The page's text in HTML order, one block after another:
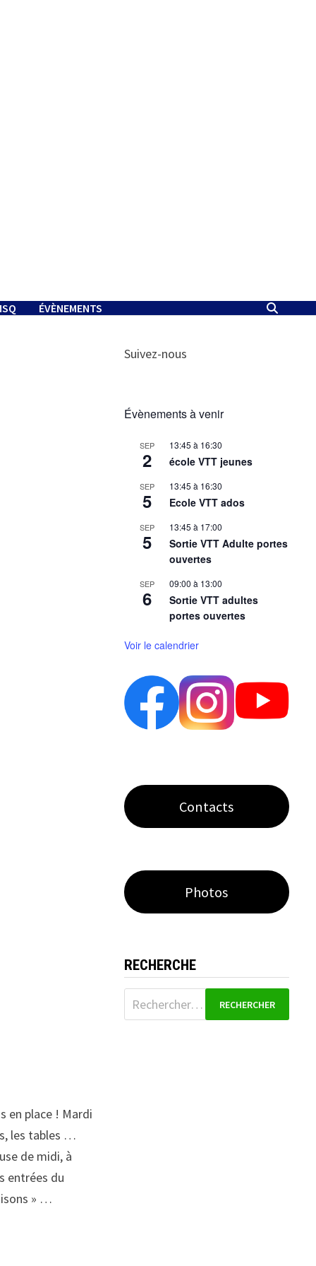
ÉVÈNEMENTS
en place ! Mardi
les tables …
de midi, à
entrées du
» …
Suivez-nous
Évènements à venir
SEP
2
13:45 à 16:30
école VTT jeunes
SEP
5
13:45 à 16:30
Ecole VTT ados
SEP
5
13:45 à 17:00
Sortie VTT Adulte portes
ouvertes
SEP
6
09:00 à 13:00
Sortie VTT adultes
portes ouvertes
Voir le calendrier
Contacts
Photos
RECHERCHE
Rechercher :